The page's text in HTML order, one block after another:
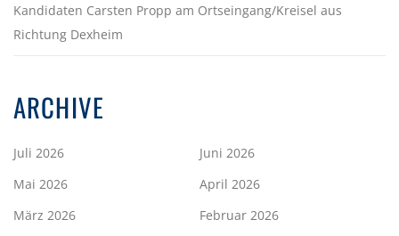
Kandidaten Carsten Propp am Ortseingang/Kreisel aus
Richtung Dexheim
ARCHIVE
Juli 2026
Juni 2026
Mai 2026
April 2026
März 2026
Februar 2026